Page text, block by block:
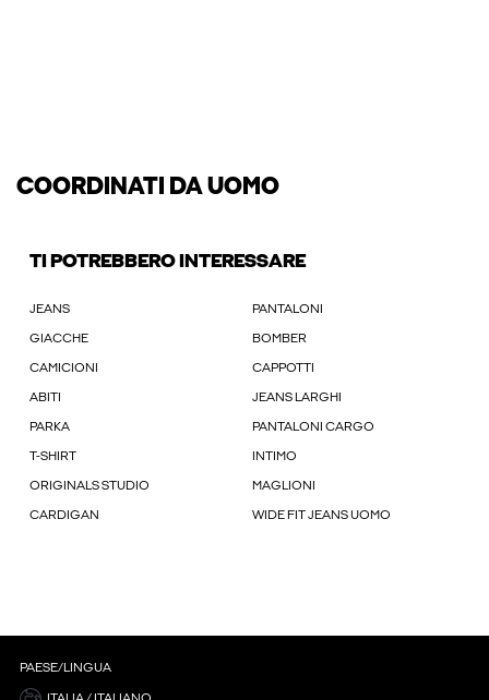
COORDINATI DA UOMO
TI POTREBBERO INTERESSARE
JEANS PANTALONI
GIACCHE BOMBER
CAMICIONI CAPPOTTI
ABITI JEANS LARGHI
PARKA PANTALONI CARGO
T-SHIRT INTIMO
ORIGINALS STUDIO MAGLIONI
CARDIGAN WIDE FIT JEANS UOMO
PAESE/LINGUA